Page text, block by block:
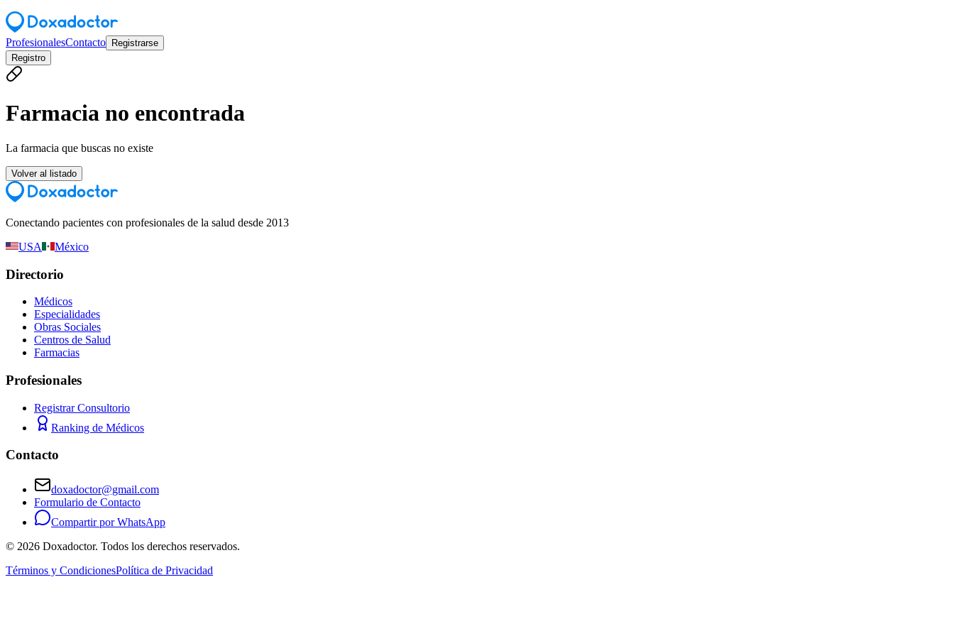
ProfesionalesContacto
Registrarse
Registro
Farmacia no encontrada
La farmacia que buscas no existe
Volver al listado
Conectando pacientes con profesionales de la salud desde 2013
USA
México
Directorio
Médicos
Especialidades
Obras Sociales
Centros de Salud
Farmacias
Profesionales
Registrar Consultorio
Ranking de Médicos
Contacto
doxadoctor@gmail.com
Formulario de Contacto
Compartir por WhatsApp
© 2026 Doxadoctor. Todos los derechos reservados.
Términos y CondicionesPolítica de Privacidad